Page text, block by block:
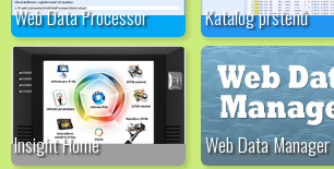
Web Data Processor Katalog prstenů
Insight Home Web Data Manager